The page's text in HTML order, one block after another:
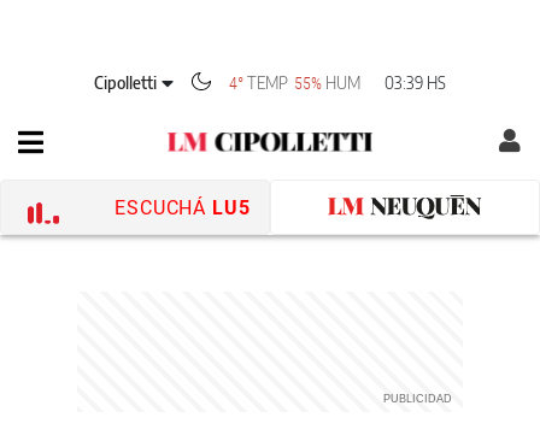
Cipolletti 4° TEMP 55% HUM 03:39 HS
ESCUCHÁ LU5